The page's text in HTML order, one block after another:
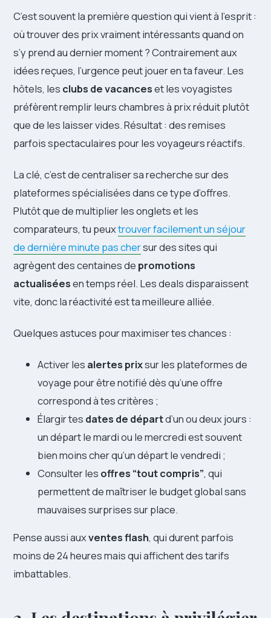
C’est souvent la première question qui vient à l’esprit :
où trouver des prix vraiment intéressants quand on
s’y prend au dernier moment ? Contrairement aux
idées reçues, l’urgence peut jouer en ta faveur. Les
hôtels, les clubs de vacanceset les voyagistes
préfèrent remplir leurs chambres à prix réduit plutôt
que de les laisser vides. Résultat : des remises
parfois spectaculaires pour les voyageurs réactifs.
La clé, c’est de centraliser sa recherche sur des
plateformes spécialisées dans ce type d’offres.
Plutôt que de multiplier les onglets et les
comparateurs, tu peuxtrouver facilement un séjour
de dernière minute pas chersur des sites qui
agrègent des centaines de promotions
actualiséesen temps réel. Les deals disparaissent
vite, donc la réactivité est ta meilleure alliée.
Quelques astuces pour maximiser tes chances :
Activer les alertes prixsur les plateformes de
voyage pour être notifié dès qu’une offre
correspond à tes critères ;
Élargir tes dates de départd’un ou deux jours :
un départ le mardi ou le mercredi est souvent
bien moins cher qu’un départ le vendredi ;
Consulter les offres “tout compris”, qui
permettent de maîtriser le budget global sans
mauvaises surprises sur place.
Pense aussi auxventes flash, qui durent parfois
moins de 24 heures mais qui affichent des tarifs
imbattables.